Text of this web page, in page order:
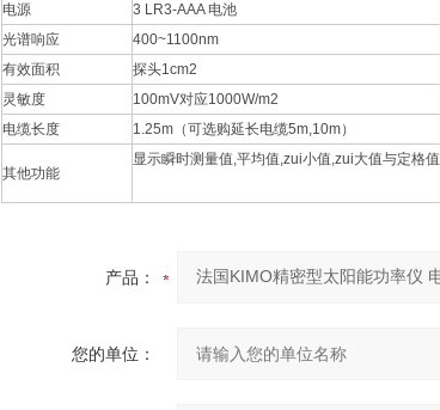
电源
3 LR3-AAA 电池
光谱响应
400~1100nm
有效面积
探头1cm2
灵敏度
100mV对应1000W/m2
电缆长度
1.25m（可选购延长电缆5m,10m）
其他功能
显示瞬时测量值,平均值,zui小值,zui大值与定格值
产品：
您的单位：